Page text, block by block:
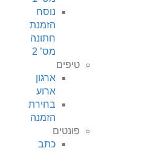
נוסח
הזמנת
חתונה
מס’ 2
טיפים
ארגון
ארוע
בחירת
הזמנה
פונטים
כתב